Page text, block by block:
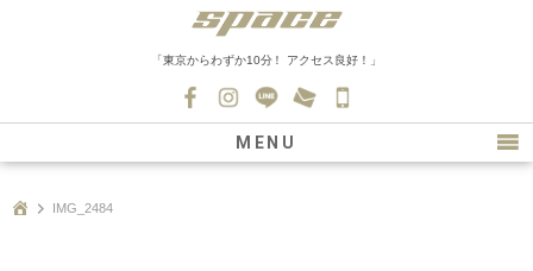
「東京からわずか10分！ アクセス良好！」
0139
MENU
IMG_2484